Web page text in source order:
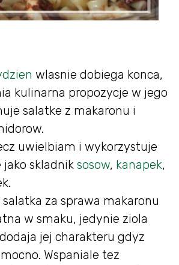
wlasnie dobiega konca,
kulinarna propozycje w jego
salatke z makaronu i
uwielbiam i wykorzystuje
skladnik sosow, kanapek,
salatka za sprawa makaronu
w smaku, jedynie ziola
jej charakteru gdyz
Wspaniale tez